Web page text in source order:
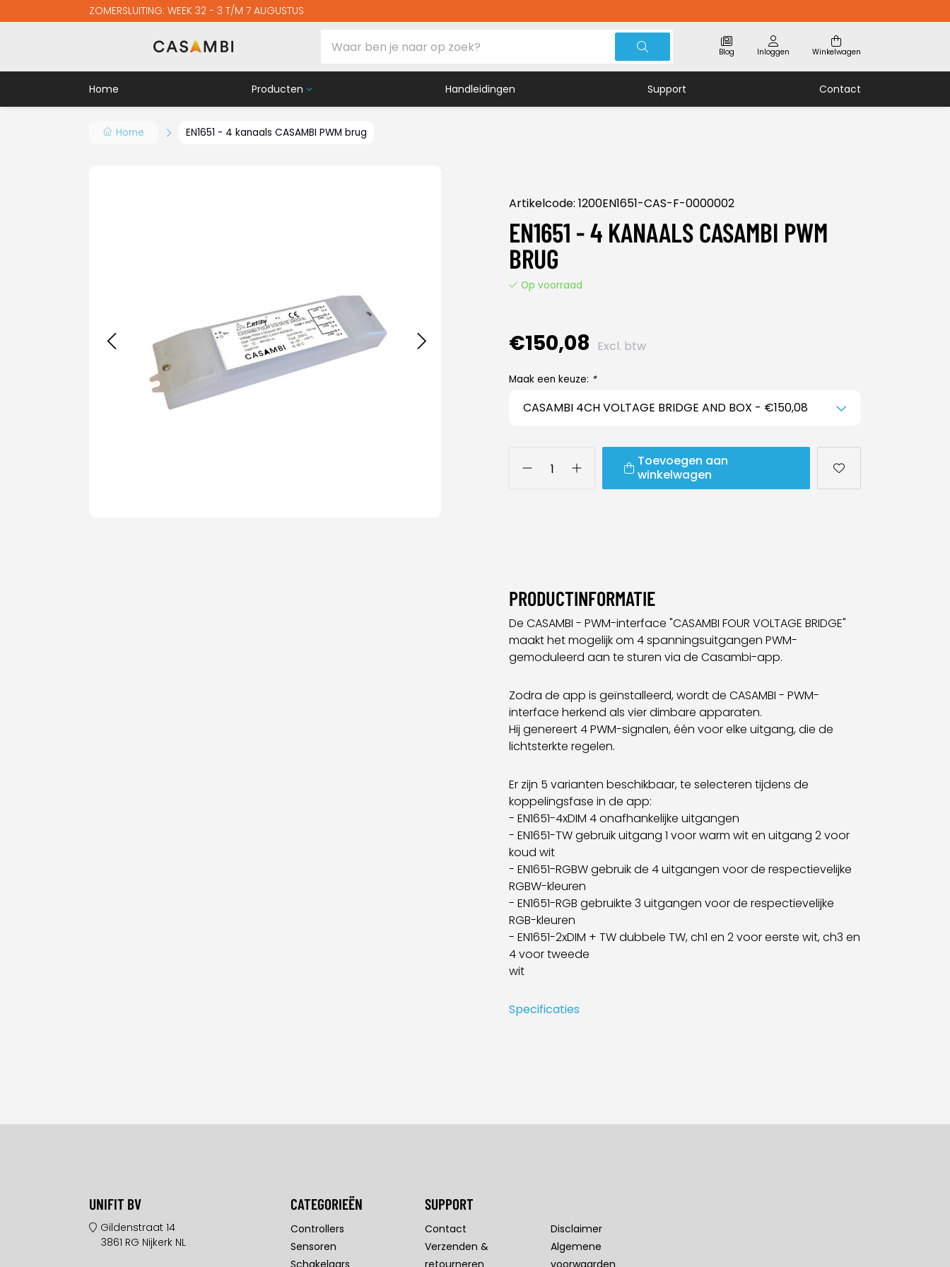
ZOMERSLUITING: WEEK 32 - 3 T/M 7 AUGUSTUS
Blog Inloggen Winkelwagen
Home Producten
Controllers
Handleidingen Support Contact
Home EN1651 - 4 kanaals CASAMBI PWM brug
Artikelcode: 1200EN1651-CAS-F-0000002
EN1651 - 4 KANAALS CASAMBI PWM
BRUG
Op voorraad
€150,08 Excl. btw
Maak een keuze: *
Toevoegen aan
winkelwagen
PRODUCTINFORMATIE
De CASAMBI - PWM-interface "CASAMBI FOUR VOLTAGE BRIDGE"
maakt het mogelijk om 4 spanningsuitgangen PWM-
gemoduleerd aan te sturen via de Casambi-app.
Zodra de app is geïnstalleerd, wordt de CASAMBI - PWM-
interface herkend als vier dimbare apparaten.
Hij genereert 4 PWM-signalen, één voor elke uitgang, die de
lichtsterkte regelen.
Er zijn 5 varianten beschikbaar, te selecteren tijdens de
koppelingsfase in de app:
- EN1651-4xDIM 4 onafhankelijke uitgangen
- EN1651-TW gebruik uitgang 1 voor warm wit en uitgang 2 voor
koud wit
- EN1651-RGBW gebruik de 4 uitgangen voor de respectievelijke
RGBW-kleuren
- EN1651-RGB gebruikte 3 uitgangen voor de respectievelijke
RGB-kleuren
- EN1651-2xDIM + TW dubbele TW, ch1 en 2 voor eerste wit, ch3 en
4 voor tweede
wit
Specificaties
UNIFIT BV
Gildenstraat 14
3861 RG Nijkerk NL
CATEGORIEËN
Controllers
Sensoren
Schakelaars
SUPPORT
Contact
Verzenden &
retourneren
Disclaimer
Algemene
voorwaarden